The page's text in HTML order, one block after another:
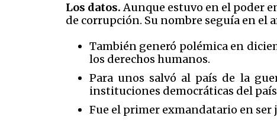
Los datos.Aunque estuvo en el poder
de corrupción. Su nombre seguía en el
También generó polémica en
los derechos humanos.
Para unos salvó al país de la
instituciones democráticas del
Fue el primer exmandatario en